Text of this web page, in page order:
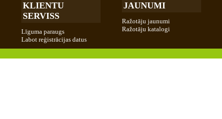
KLIENTU
SERVISS
Līguma paraugs
Labot reģistrācijas datus
JAUNUMI
Ražotāju jaunumi
Ražotāju katalogi